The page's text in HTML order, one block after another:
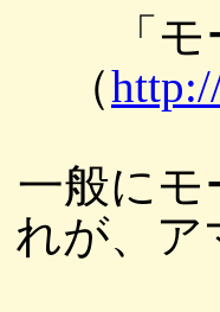
「
（
一般にモ
れが、ア